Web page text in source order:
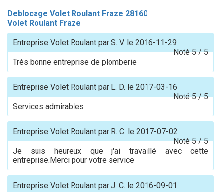
Deblocage Volet Roulant Fraze 28160
Volet Roulant Fraze
Entreprise Volet Roulant par S. V. le 2016-11-29
Noté5/5
Très bonne entreprise de plomberie
Entreprise Volet Roulant par L. D. le 2017-03-16
Noté5/5
Services admirables
Entreprise Volet Roulant par R. C. le 2017-07-02
Noté5/5
Je suis heureux que j'ai travaillé avec cette
entreprise.Merci pour votre service
Entreprise Volet Roulant par J. C. le 2016-09-01